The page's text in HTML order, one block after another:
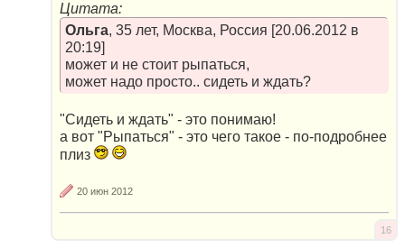
Цитата:
Ольга, 35 лет, Москва, Россия [20.06.2012 в
20:19]
может и не стоит рыпаться,
может надо просто.. сидеть и ждать?
"Сидеть и ждать" - это понимаю!
а вот "Рыпаться" - это чего такое - по-подробнее
плиз
20 июн 2012
16